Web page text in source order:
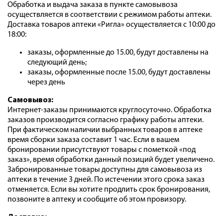
Обработка и выдача заказа в пункте самовывоза
осуществляется в соответствии с режимом работы аптеки.
Доставка товаров аптеки «Ригла» осуществляется с 10:00 до
18:00:
заказы, оформленные до 15.00, будут доставлены на
следующий день;
заказы, оформленные после 15.00, будут доставлены
через день
Самовывоз:
Интернет-заказы принимаются круглосуточно. Обработка
заказов производится согласно графику работы аптеки.
При фактическом наличии выбранных товаров в аптеке
время сборки заказа составит 1 час. Если в вашем
бронировании присутствуют товары с пометкой «под
заказ», время обработки данный позиций будет увеличено.
Забронированные товары доступны для самовывоза из
аптеки в течение 3 дней. По истечении этого срока заказ
отменяется. Если вы хотите продлить срок бронирования,
позвоните в аптеку и сообщите об этом провизору.